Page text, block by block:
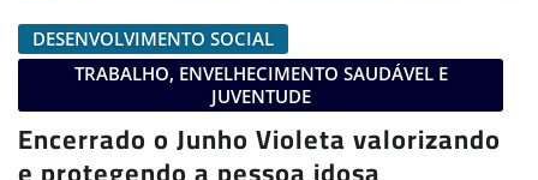
DESENVOLVIMENTO SOCIAL
TRABALHO, ENVELHECIMENTO SAUDÁVEL E
JUVENTUDE
Encerrado o Junho Violeta valorizando